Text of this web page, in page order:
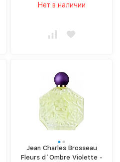
Нет в наличии
Jean Charles Brosseau
Fleurs d`Ombre Violette -